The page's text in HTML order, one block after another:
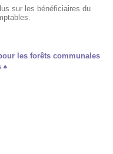
sur les bénéficiaires du
les forêts communales